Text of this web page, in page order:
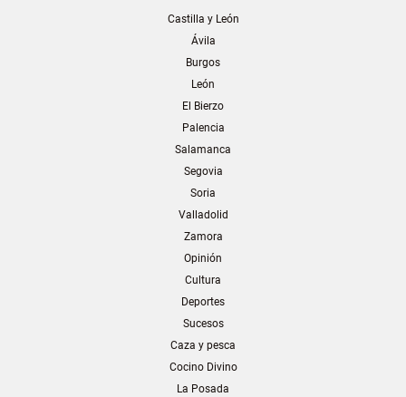
Castilla y León
Ávila
Burgos
León
El Bierzo
Palencia
Salamanca
Segovia
Soria
Valladolid
Zamora
Opinión
Cultura
Deportes
Sucesos
Caza y pesca
Cocino Divino
La Posada